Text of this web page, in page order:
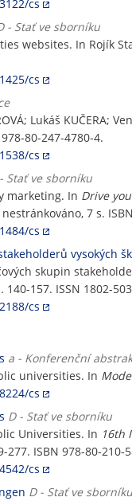
cs
- Stať ve sborníku
websites. In Rojík
cs
Lukáš KUČERA;
80-247-4780-4.
cs
Stať ve sborníku
marketing. In Drive
7 s.
cs
vysokých
skupin
157. ISSN 1802-
cs
a - Konferenční
universities. In
cs
D - Stať ve sborníku
Universities. In 16th
ISBN 978-80-210-
cs
D - Stať ve sborníku